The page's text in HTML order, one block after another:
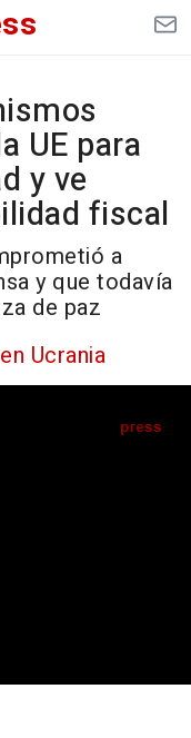
UE para
y ve
fiscal
a
y que todavía
de paz
Ucrania